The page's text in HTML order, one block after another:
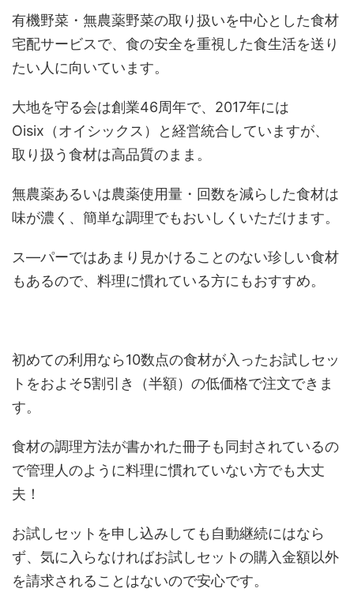
有機野菜・無農薬野菜の取り扱いを中心とした食材
宅配サービスで、食の安全を重視した食生活を送り
たい人に向いています。
大地を守る会は創業46周年で、2017年には
Oisix（オイシックス）と経営統合していますが、
取り扱う食材は高品質のまま。
無農薬あるいは農薬使用量・回数を減らした食材は
味が濃く、簡単な調理でもおいしくいただけます。
ス―パーではあまり見かけることのない珍しい食材
もあるので、料理に慣れている方にもおすすめ。
初めての利用なら10数点の食材が入ったお試しセッ
トをおよそ5割引き（半額）の低価格で注文できま
す。
食材の調理方法が書かれた冊子も同封されているの
で管理人のように料理に慣れていない方でも大丈
夫！
お試しセットを申し込みしても自動継続にはなら
ず、気に入らなければお試しセットの購入金額以外
を請求されることはないので安心です。